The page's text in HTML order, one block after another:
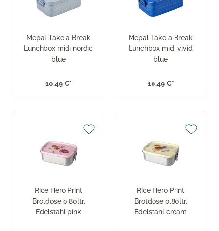
Mepal Take a Break
Lunchbox midi nordic
blue
10,49 €*
Mepal Take a Break
Lunchbox midi vivid
blue
10,49 €*
Rice Hero Print
Brotdose 0,80ltr.
Edelstahl pink
Rice Hero Print
Brotdose 0,80ltr.
Edelstahl cream